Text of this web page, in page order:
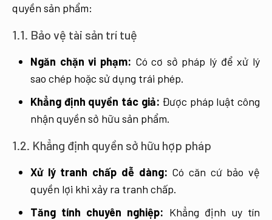
quyền sản phẩm:
1.1. Bảo vệ tài sản trí tuệ
Ngăn chặn vi phạm: Có cơ sở pháp lý để xử lý
sao chép hoặc sử dụng trái phép.
Khẳng định quyền tác giả: Được pháp luật công
nhận quyền sở hữu sản phẩm.
1.2. Khẳng định quyền sở hữu hợp pháp
Xử lý tranh chấp dễ dàng: Có căn cứ bảo vệ
quyền lợi khi xảy ra tranh chấp.
Tăng tính chuyên nghiệp: Khẳng định uy tín